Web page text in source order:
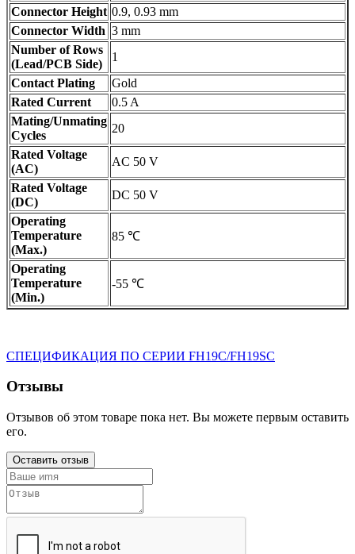
Connector Height 0.9, 0.93 mm
Connector Width 3 mm
Number of Rows
(Lead/PCB Side)
1
Contact Plating
Gold
Rated Current
0.5 A
Mating/Unmating
Cycles
20
Rated Voltage
(AC)
AC 50 V
Rated Voltage
(DC)
DC 50 V
Operating
Temperature
(Max.)
85 ℃
Operating
Temperature
(Min.)
-55 ℃
СПЕЦИФИКАЦИЯ ПО СЕРИИ FH19C/FH19SC
Отзывы
Отзывов об этом товаре пока нет. Вы можете первым оставить
его.
Оставить отзыв